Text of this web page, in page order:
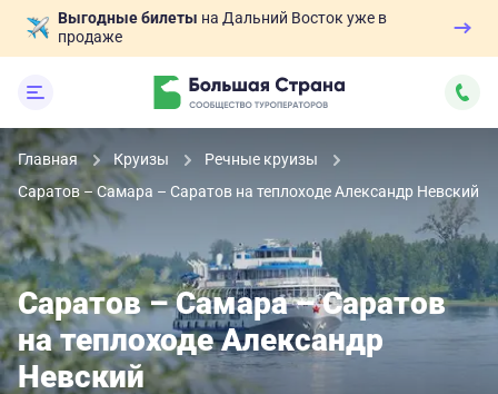
Выгодные билеты на Дальний Восток уже в
продаже
Главная Круизы
Речные круизы
Саратов – Самара – Саратов на теплоходе Александр Невский
Саратов – Самара – Саратов
на теплоходе Александр
Невский